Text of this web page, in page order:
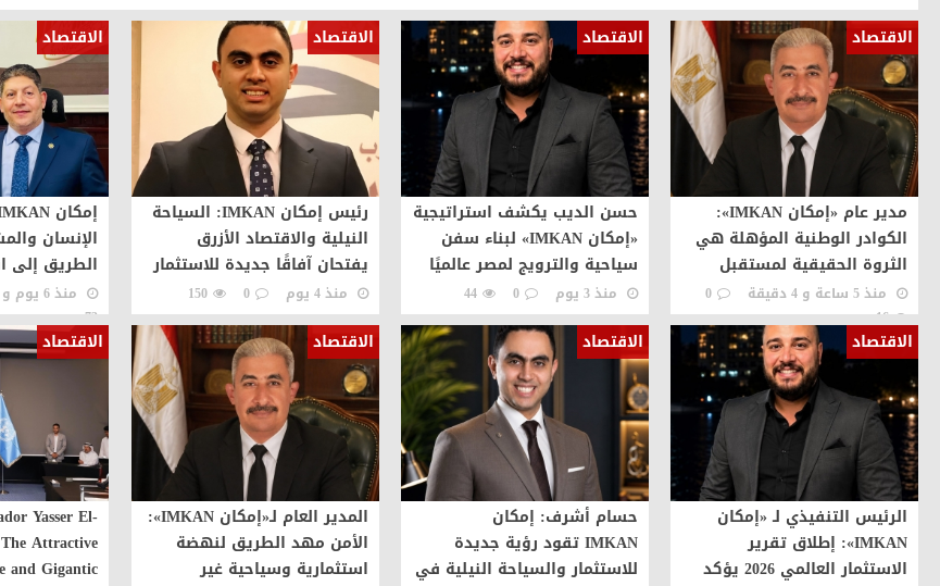
الاقتصاد
مدير عام «إمكان IMKAN»:
الكوادر الوطنية المؤهلة هي
الثروة الحقيقية لمستقبل
التنمية في مصر
منذ 5 ساعة و 4 دقيقة
0
16
الاقتصاد
حسن الديب يكشف استراتيجية
«إمكان IMKAN» لبناء سفن
سياحية والترويج لمصر عالميًا
منذ 3 يوم 0
44
الاقتصاد
رئيس إمكان IMKAN: السياحة
النيلية والاقتصاد الأزرق
يفتحان آفاقًا جديدة للاستثمار
السياحي في مصر
منذ 4 يوم 0
150
الاقتصاد
الإنسان
الطريق إلى
واستدامة
منذ 6 يوم و 5 ساعة
73
الاقتصاد
الرئيس التنفيذي لـ «إمكان
IMKAN»: إطلاق تقرير
الاستثمار العالمي 2026 يؤكد
الاقتصاد
حسام أشرف: إمكان
IMKAN تقود رؤية جديدة
للاستثمار والسياحة النيلية في
الاقتصاد
المدير العام لـ«إمكان IMKAN»:
الأمن مهد الطريق لنهضة
استثمارية وسياحية غير
الاقتصاد
Yasser El-
Attractive
and Gigantic